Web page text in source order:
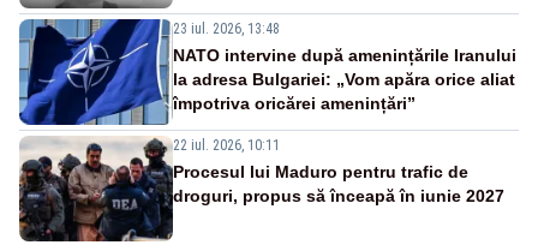
23 iul. 2026, 13:48
NATO intervine după amenințările Iranului
la adresa Bulgariei: „Vom apăra orice aliat
împotriva oricărei amenințări”
22 iul. 2026, 10:11
Procesul lui Maduro pentru trafic de
droguri, propus să înceapă în iunie 2027